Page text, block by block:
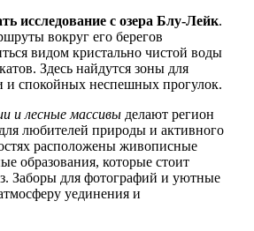
исследование с озера Блу-Лейк.
вокруг его берегов
видом кристально чистой воды
Здесь найдутся зоны для
и спокойных неспешных прогулок.
и лесные массивы делают регион
любителей природы и активного
расположены живописные
образования, которые стоит
Заборы для фотографий и уютные
уединения и